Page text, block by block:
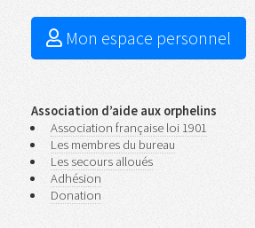
Mon espace personnel
Association d’aide aux orphelins
Association française loi 1901
Les membres du bureau
Les secours alloués
Adhésion
Donation